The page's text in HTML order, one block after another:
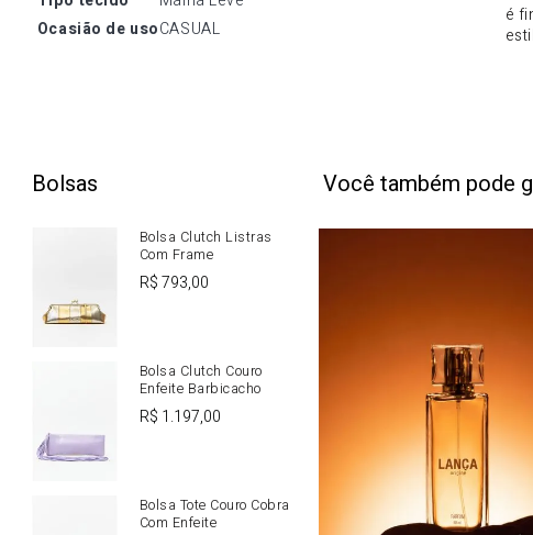
ocasião de usoCASUAL
é
Bolsas
Bolsa Clutch Listras
Com Frame
R$793,00
Bolsa Clutch Couro
Enfeite Barbicacho
R$ 1.197,00
Bolsa Tote Couro Cobra
Com Enfeite
Você também pode